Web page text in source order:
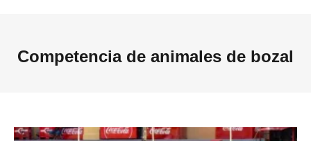
Competencia de animales de bozal